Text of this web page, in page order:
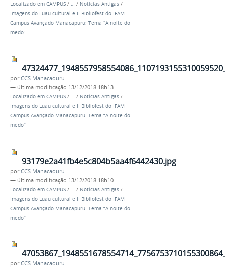
Localizado em CAMPUS / … / Notícias Antigas /
Imagens do Luau cultural e II Bibliofest do IFAM
Campus Avançado Manacapuru: Tema “A noite do
medo”
porCCS Manacaouru
— última modificação 13/12/2018 18h13
Localizado em CAMPUS / … / Notícias Antigas /
Imagens do Luau cultural e II Bibliofest do IFAM
Campus Avançado Manacapuru: Tema “A noite do
medo”
93179e2a41fb4e5c804b5aa4f6442430.jpg
porCCS Manacaouru
— última modificação 13/12/2018 18h10
Localizado em CAMPUS / / Notícias Antigas /
Imagens do Luau cultural e II Bibliofest do IFAM
Campus Avançado Manacapuru: Tema “A noite do
medo”
porCCS Manacaouru